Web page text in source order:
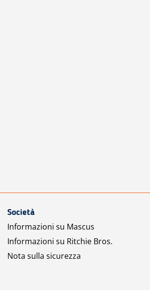
Società
Informazioni su Mascus
Informazioni su Ritchie Bros.
Nota sulla sicurezza